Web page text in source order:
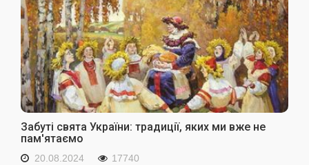
Забуті свята України: традиції, яких ми вже не
пам'ятаємо
20.08.2024 17740